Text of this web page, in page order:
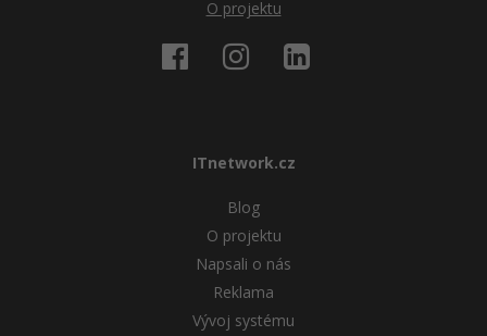
O projektu
ITnetwork.cz
Blog
O projektu
Napsali o nás
Reklama
Vývoj systému